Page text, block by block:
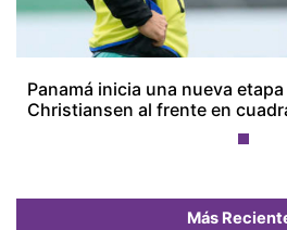
Panamá inicia una nueva
Christiansen al frente en
Más